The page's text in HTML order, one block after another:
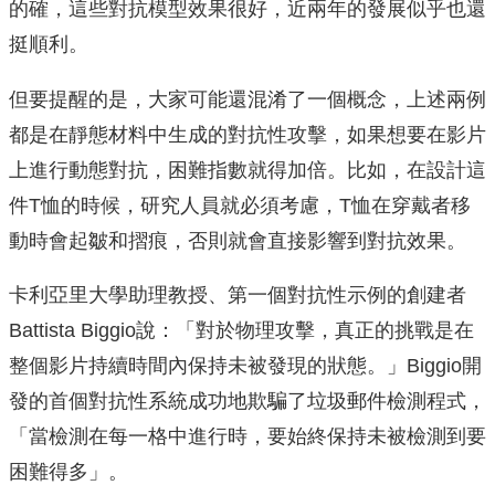
的確，這些對抗模型效果很好，近兩年的發展似乎也還
挺順利。
但要提醒的是，大家可能還混淆了一個概念，上述兩例
都是在靜態材料中生成的對抗性攻擊，如果想要在影片
上進行動態對抗，困難指數就得加倍。比如，在設計這
件T恤的時候，研究人員就必須考慮，T恤在穿戴者移
動時會起皺和摺痕，否則就會直接影響到對抗效果。
卡利亞里大學助理教授、第一個對抗性示例的創建者
Battista Biggio說：「對於物理攻擊，真正的挑戰是在
整個影片持續時間內保持未被發現的狀態。」Biggio開
發的首個對抗性系統成功地欺騙了垃圾郵件檢測程式，
「當檢測在每一格中進行時，要始終保持未被檢測到要
困難得多」。